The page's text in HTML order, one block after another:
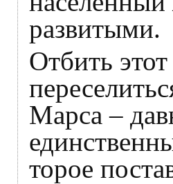
развитыми.
Отбить
Марса –
торое